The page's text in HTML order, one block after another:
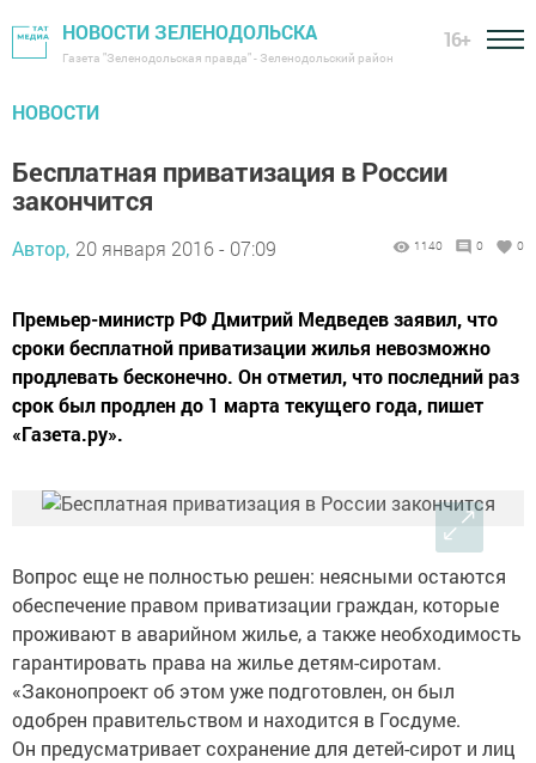
НОВОСТИ ЗЕЛЕНОДОЛЬСКА
Газета "Зеленодольская правда" - Зеленодольский район
16+
НОВОСТИ
Бесплатная приватизация в России
закончится
Автор, 20 января 2016 - 07:09 1140 0 0
Премьер-министр РФ Дмитрий Медведев заявил, что
сроки бесплатной приватизации жилья невозможно
продлевать бесконечно. Он отметил, что последний раз
срок был продлен до 1 марта текущего года, пишет
«Газета.ру».
Вопрос еще не полностью решен: неясными остаются
обеспечение правом приватизации граждан, которые
проживают в аварийном жилье, а также необходимость
гарантировать права на жилье детям-сиротам.
«Законопроект об этом уже подготовлен, он был
одобрен правительством и находится в Госдуме.
Он предусматривает сохранение для детей-сирот и лиц